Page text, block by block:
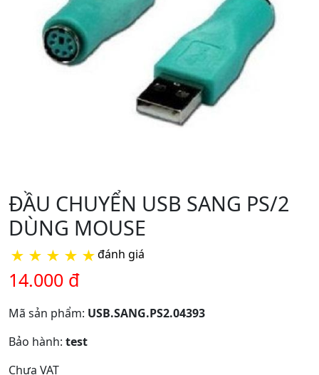
ĐẦU CHUYỂN USB SANG PS/2
DÙNG MOUSE
★ ★ ★ ★ ★đánh giá
14.000 đ
Mã sản phẩm: USB.SANG.PS2.04393
Bảo hành: test
Chưa VAT